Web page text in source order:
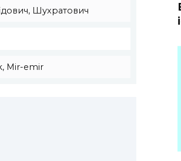
Шухратович
Mir-emir